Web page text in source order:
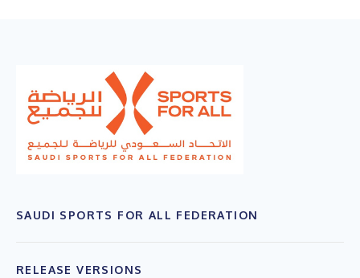
SAUDI SPORTS FOR ALL FEDERATION
RELEASE VERSIONS